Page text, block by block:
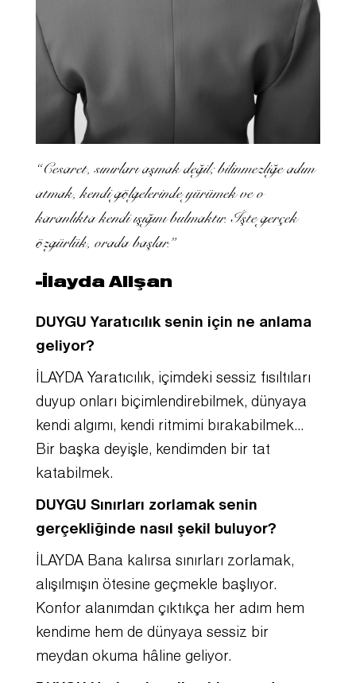
“Cesaret, sınırları aşmak değil; bilinmezliğe adım
atmak, kendi gölgelerinde yürümek ve o
karanlıkta kendi ışığını bulmaktır. İşte gerçek
özgürlük, orada başlar.”
-İlayda Alişan
DUYGU Yaratıcılık senin için ne anlama
geliyor?
İLAYDA Yaratıcılık, içimdeki sessiz fısıltıları
duyup onları biçimlendirebilmek, dünyaya
kendi algımı, kendi ritmimi bırakabilmek…
Bir başka deyişle, kendimden bir tat
katabilmek.
DUYGU Sınırları zorlamak senin
gerçekliğinde nasıl şekil buluyor?
İLAYDA Bana kalırsa sınırları zorlamak,
alışılmışın ötesine geçmekle başlıyor.
Konfor alanımdan çıktıkça her adım hem
kendime hem de dünyaya sessiz bir
meydan okuma hâline geliyor.